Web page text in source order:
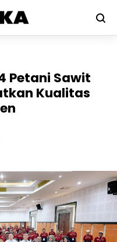
Petani Sawit
Kualitas